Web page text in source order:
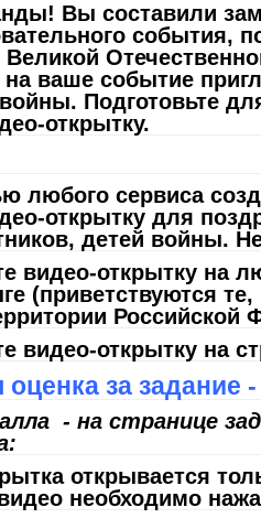
Вы составили
события,
на ваше событие
Подготовьте
открытку.
любого сервиса
открытку для
детей войны.
видео-открытку на
(приветствуются
Российской
видео-открытку на
за задание
- на странице
:
открывается
необходимо